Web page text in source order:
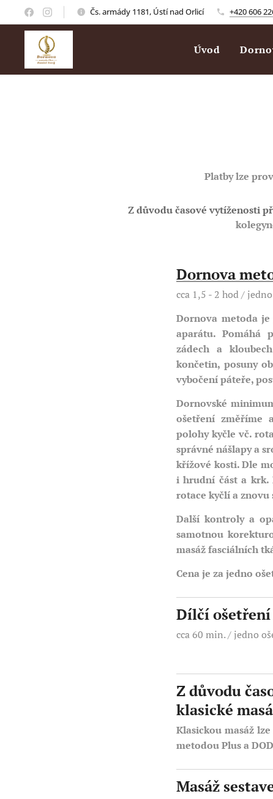
Čs. armády 1181, Ústí nad Orlicí +420 606
Úvod
Platby lze
Z důvodu časové vytíženosti
Dornova
cca 1,5 - 2 hod /
Dornova metoda
aparátu. Pomáhá
zádech a
končetin, posuny
vybočení páteře,
Dornovské
ošetření změříme
polohy kyčle vč.
správné nášlapy a
křížové kosti. Dle
i hrudní část a krk.
rotace kyčlí a
Další kontroly a
samotnou
masáž fasciálních
Cena je za jedno
Dílčí ošetření
cca 60 min. / jedno
Z důvodu
klasické
Klasickou masáž
metodou Plus a
Masáž